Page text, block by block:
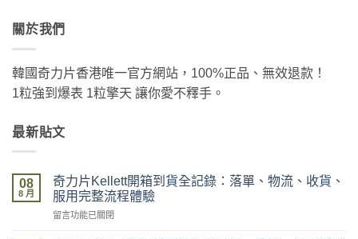
關於我們
韓國奇力片香港唯一官方網站，100%正品、無效退款！
1粒強到爆表 1粒擎天 讓你愛不釋手。
最新貼文
08
8 月
奇力片Kellett開箱到貨全記錄：落單、物流、收貨、
服用完整流程體驗
在
留言功能已關閉